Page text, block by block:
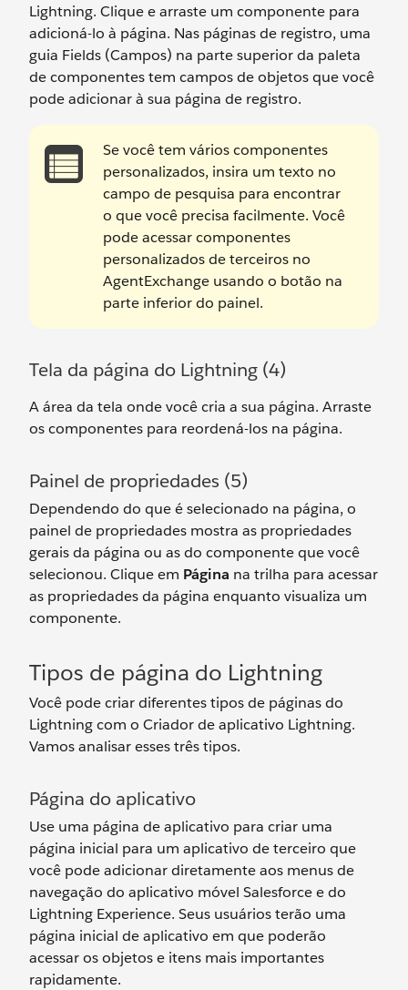
Lightning. Clique e arraste um componente para
adicioná-lo à página. Nas páginas de registro, uma
guia Fields (Campos) na parte superior da paleta
de componentes tem campos de objetos que você
pode adicionar à sua página de registro.
Se você tem vários componentes
personalizados, insira um texto no
campo de pesquisa para encontrar
o que você precisa facilmente. Você
pode acessar componentes
personalizados de terceiros no
AgentExchange usando o botão na
parte inferior do painel.
Tela da página do Lightning (4)
A área da tela onde você cria a sua página. Arraste
os componentes para reordená-los na página.
Painel de propriedades (5)
Dependendo do que é selecionado na página, o
painel de propriedades mostra as propriedades
gerais da página ou as do componente que você
selecionou. Clique em Página na trilha para acessar
as propriedades da página enquanto visualiza um
componente.
Tipos de página do Lightning
Você pode criar diferentes tipos de páginas do
Lightning com o Criador de aplicativo Lightning.
Vamos analisar esses três tipos.
Página do aplicativo
Use uma página de aplicativo para criar uma
página inicial para um aplicativo de terceiro que
você pode adicionar diretamente aos menus de
navegação do aplicativo móvel Salesforce e do
Lightning Experience. Seus usuários terão uma
página inicial de aplicativo em que poderão
acessar os objetos e itens mais importantes
rapidamente.